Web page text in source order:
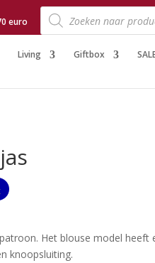
euro
Producten
zoeken
Living Giftbox
Het blouse model heeft
knoopsluiting.